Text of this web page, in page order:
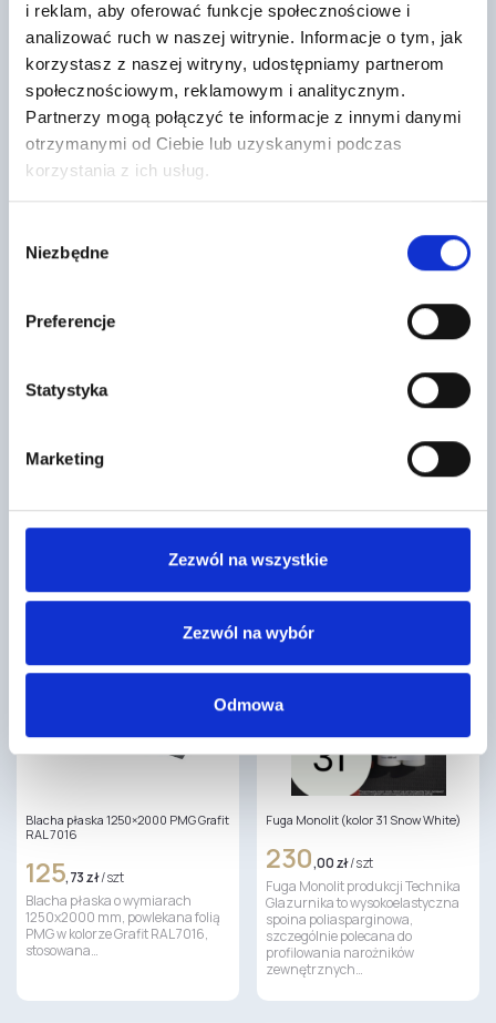
i reklam, aby oferować funkcje społecznościowe i
analizować ruch w naszej witrynie. Informacje o tym, jak
korzystasz z naszej witryny, udostępniamy partnerom
społecznościowym, reklamowym i analitycznym.
Partnerzy mogą połączyć te informacje z innymi danymi
otrzymanymi od Ciebie lub uzyskanymi podczas
korzystania z ich usług.
zgody
Niezbędne
Preferencje
Statystyka
Marketing
Zezwól na wszystkie
Zezwól na wybór
Odmowa
Tytan IS55 Tynk hybrydowy SISI
8,22 zł/ kg
Tynk na bazie kombinacji żywic
silikonowej i silikatowej,
wypełniaczy mineralnych i
kruszywa o strukturze baranka…
ULTRAPANEL TG 2500X600X40mm
242,45 zł/ szt
Płyta budowlana Ultra Panel to
nowoczesny, wielofunkcyjny
materiał przeznaczony do
wyrównywania oraz zabudowy
265,00 zł
Glazurnika to wysokoelastyczna
profilowania narożników
TO-KPS stosowany do
ekstrudowanego (XPS)…
Blacha płaska 1250×2000 PMG Grafit
RAL 7016
125,73 zł/ szt
Blacha płaska o wymiarach
1250x2000 mm, powlekana folią
PMG w kolorze Grafit RAL 7016,
stosowana…
Fuga Monolit (kolor 31 Snow White)
230,00 zł/ szt
Fuga Monolit produkcji Technika
Glazurnika to wysokoelastyczna
spoina poliasparginowa,
szczególnie polecana do
profilowania narożników
zewnętrznych…